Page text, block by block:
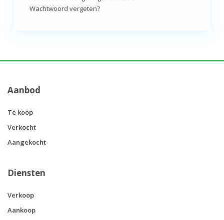
Wachtwoord vergeten?
Aanbod
Te koop
Verkocht
Aangekocht
Diensten
Verkoop
Aankoop